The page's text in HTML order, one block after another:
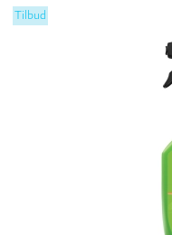
Tilbud